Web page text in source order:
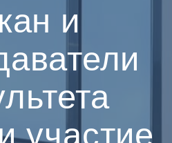
и
участие